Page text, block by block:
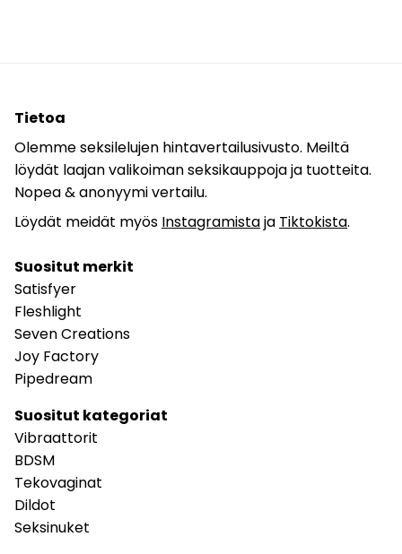
Tietoa
Olemme seksilelujen hintavertailusivusto. Meiltä
löydät laajan valikoiman seksikauppoja ja tuotteita.
Nopea & anonyymi vertailu.
Löydät meidät myös Instagramistaja Tiktokista.
Suositut merkit
Satisfyer
Fleshlight
Seven Creations
Joy Factory
Pipedream
Suositut kategoriat
Vibraattorit
BDSM
Tekovaginat
Dildot
Seksinuket